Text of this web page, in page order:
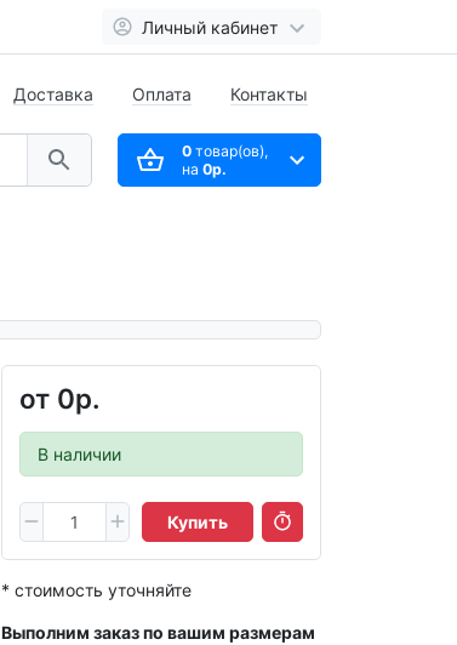
Личный кабинет
Доставка Оплата Контакты
0товар(ов),
на 0р.
от 0р.
В наличии
Купить
* стоимость уточняйте
Выполним заказ по вашим размерам